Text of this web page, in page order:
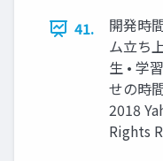
41.
開発時
ム立ち
生 • 学
せの時
2018
Rights